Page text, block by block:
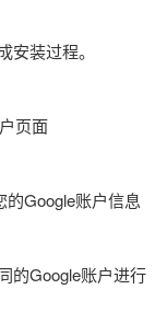
装过程。
页面
的Google账户信息
的Google账户进行